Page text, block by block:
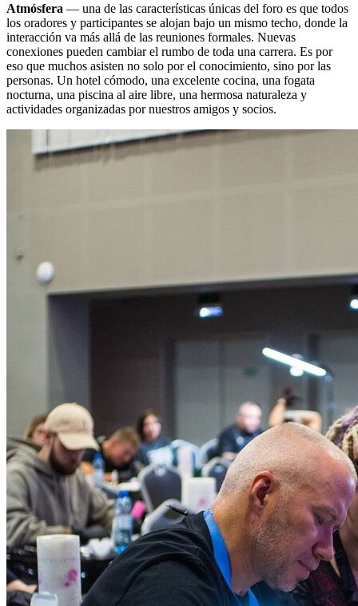
Atmósfera — una de las características únicas del foro es que todos
los oradores y participantes se alojan bajo un mismo techo, donde la
interacción va más allá de las reuniones formales. Nuevas
conexiones pueden cambiar el rumbo de toda una carrera. Es por
eso que muchos asisten no solo por el conocimiento, sino por las
personas. Un hotel cómodo, una excelente cocina, una fogata
nocturna, una piscina al aire libre, una hermosa naturaleza y
actividades organizadas por nuestros amigos y socios.